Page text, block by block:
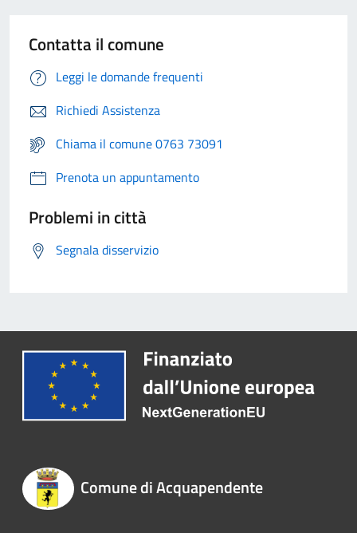
Contatta il comune
Leggi le domande frequenti
Richiedi Assistenza
Chiama il comune 0763 73091
Prenota un appuntamento
Problemi in città
Segnala disservizio
Comune di Acquapendente